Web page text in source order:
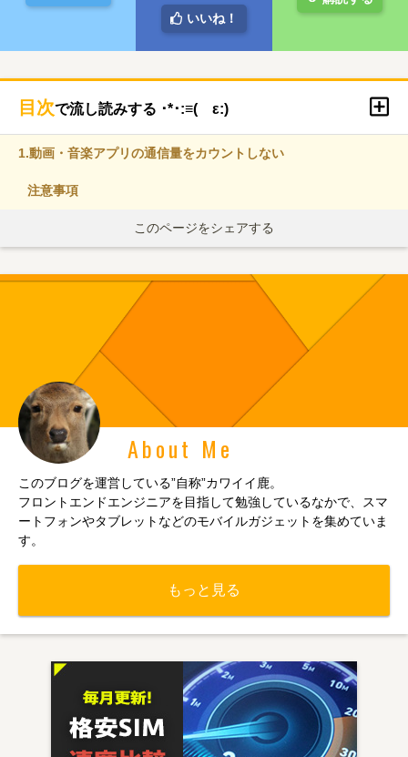
いいね！
About Me
このブログを運営している”自称”カワイイ鹿。
フロントエンドエンジニアを目指して勉強しているなかで、スマ
ートフォンやタブレットなどのモバイルガジェットを集めていま
す。
もっと見る
目次で流し読みする ･*･:≡( ε:)
1.動画・音楽アプリの通信量をカウントしない
注意事項
このページをシェアする